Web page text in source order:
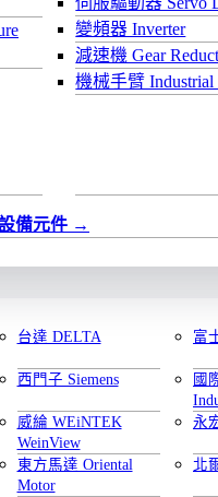
變頻器 Inverter
減速機 Gear
機械手臂 Industrial
備元件
台達 DELTA 富
西門子 Siemens
國
威綸 WEiNTEK
WeinView
永
東方馬達 Oriental
Motor
北